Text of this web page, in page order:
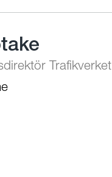
Trafikverket